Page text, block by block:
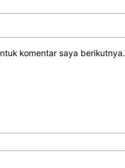
komentar saya berikutnya.